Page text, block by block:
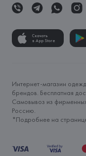
Скачать
в App Store
Интернет-магазин
брендов. Бесплатная
Самовывоз из
Россию.
*Подробнее на